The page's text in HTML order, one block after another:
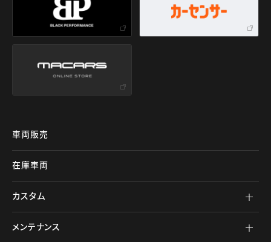
車両販売
在庫車両
カスタム
メンテナンス